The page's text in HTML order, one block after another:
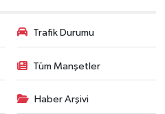
Trafik Durumu
Tüm Manşetler
Haber Arşivi